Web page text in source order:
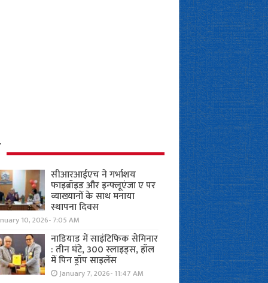
सीआरआईएच ने गर्भाशय
फाइब्रॉइड और इन्फ्लूएंजा ए पर
व्याख्यानों के साथ मनाया
स्थापना दिवस
10, 2026- 7:05 AM
नाडियाड में साइंटिफिक सेमिनार
: तीन घंटे, 300 स्लाइड्स, हॉल
में पिन ड्रॉप साइलेंस
January 7, 2026- 11:47 AM